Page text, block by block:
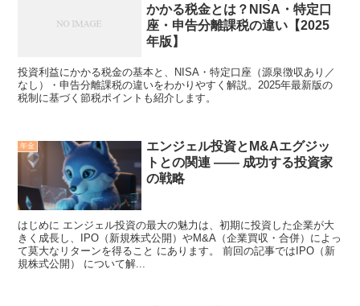
かかる税金とは？NISA・特定口
座・申告分離課税の違い【2025
年版】
投資利益にかかる税金の基本と、NISA・特定口座（源泉徴収あり／
なし）・申告分離課税の違いをわかりやすく解説。2025年最新版の
税制に基づく節税ポイントも紹介します。
年金
エンジェル投資とM&Aエグジッ
トとの関連 —— 成功する投資家
の戦略
はじめに エンジェル投資の最大の魅力は、初期に投資した企業が大
きく成長し、IPO（新規株式公開）やM&A（企業買収・合併）によっ
て莫大なリターンを得ること にあります。 前回の記事ではIPO（新
規株式公開） について解...